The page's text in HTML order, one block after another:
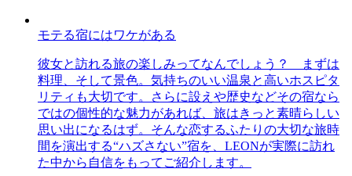
モテる宿にはワケがある
彼女と訪れる旅の楽しみってなんでしょう？ まずは
料理、そして景色。気持ちのいい温泉と高いホスピタ
リティも大切です。さらに設えや歴史などその宿なら
ではの個性的な魅力があれば、旅はきっと素晴らしい
思い出になるはず。そんな恋するふたりの大切な旅時
間を演出する“ハズさない”宿を、LEONが実際に訪れ
た中から自信をもってご紹介します。